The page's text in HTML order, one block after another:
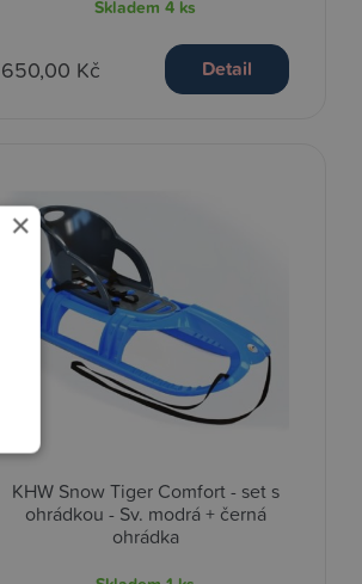
Skladem4 ks
650,00 Kč Detail
KHW Snow Tiger Comfort - set s
ohrádkou - Sv. modrá + černá
ohrádka
×